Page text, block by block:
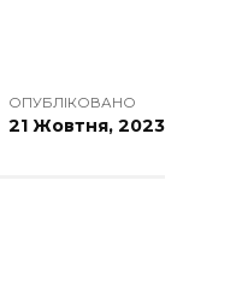
ОПУБЛІКОВАНО
21 Жовтня, 2023